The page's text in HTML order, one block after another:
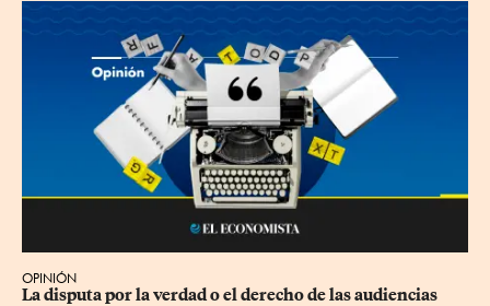
OPINIÓN
La disputa por la verdad o el derecho de las audiencias